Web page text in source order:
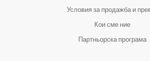
Условия за продажба и
Кои сме ние
Партньорска програма